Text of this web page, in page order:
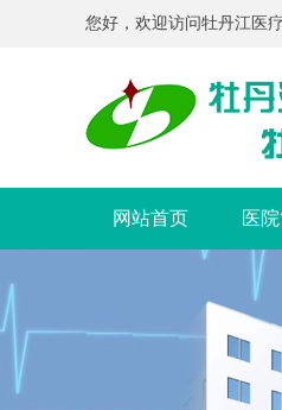
您好，欢迎访问牡丹江医
网站首页 医